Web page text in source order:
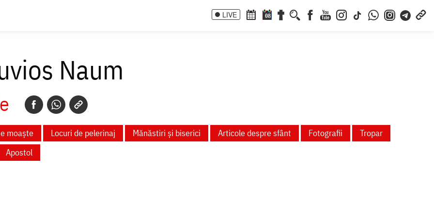
LIVE 08
Naum
moaște Locuri de pelerinaj Mănăstiri și biserici Articole despre sfânt Fotografii
Tropar
Apostol